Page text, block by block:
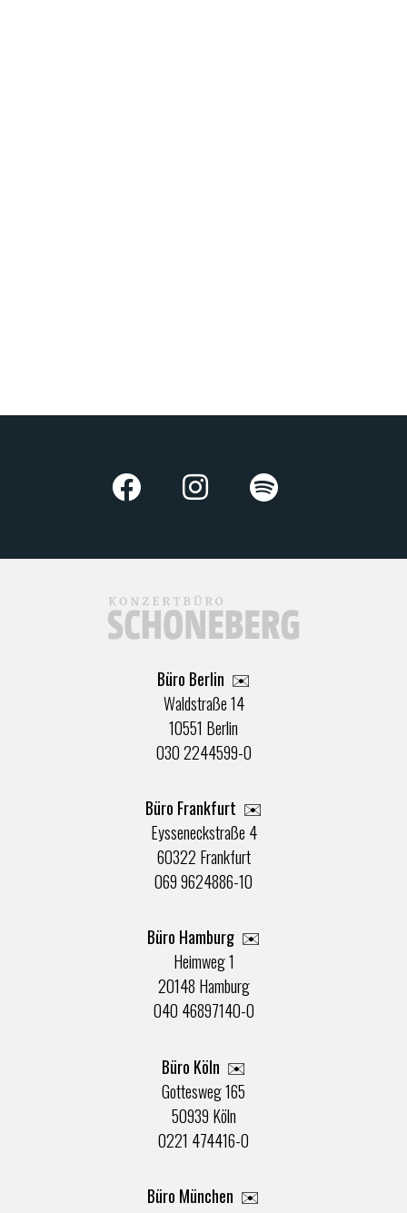
Büro Berlin ✉️
Waldstraße 14
10551 Berlin
030 2244599-0
Büro Frankfurt ✉️
Eysseneckstraße 4
60322 Frankfurt
069 9624886-10
Büro Hamburg ✉️
Heimweg 1
20148 Hamburg
040 46897140-0
Büro Köln ✉️
Gottesweg 165
50939 Köln
0221 474416-0
Büro München ✉️